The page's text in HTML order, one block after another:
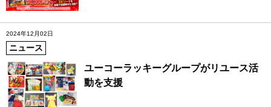
2024年12月02日
ニュース
ユーコーラッキーグループがリユース活
動を支援